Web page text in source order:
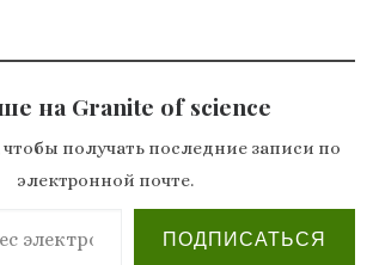
на Granite of science
получать последние записи по
электронной почте.
электронной почты…
ПОДПИСАТЬСЯ